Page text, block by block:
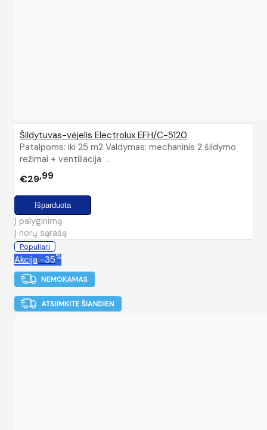
Šildytuvas-vėjelis Electrolux EFH/C-5120
Patalpoms: iki 25 m2 Valdymas: mechaninis 2 šildymo
režimai + ventiliacija ..
€29 99
Į palyginimą
Į norų sąrašą
Populiari
Akcija -35%